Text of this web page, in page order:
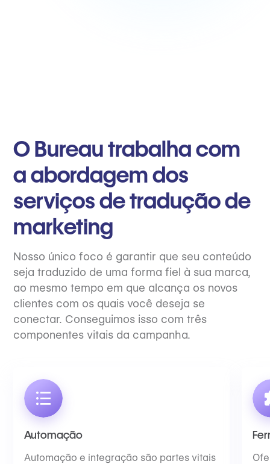
O Bureau trabalha com
a abordagem dos
serviços de tradução de
marketing
Nosso único foco é garantir que seu conteúdo
seja traduzido de uma forma fiel à sua marca,
ao mesmo tempo em que alcança os novos
clientes com os quais você deseja se
conectar. Conseguimos isso com três
componentes vitais da campanha.
Automação
Automação e integração são partes vitais